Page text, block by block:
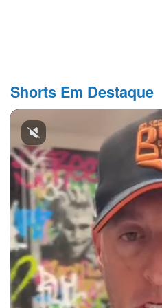
Shorts Em Destaque